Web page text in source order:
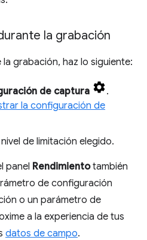
la grabación
grabación, haz lo siguiente:
de captura
.
la configuración de
de limitación elegido.
panel Rendimientotambién
de configuración
o un parámetro de
a la experiencia de tus
datos de campo.